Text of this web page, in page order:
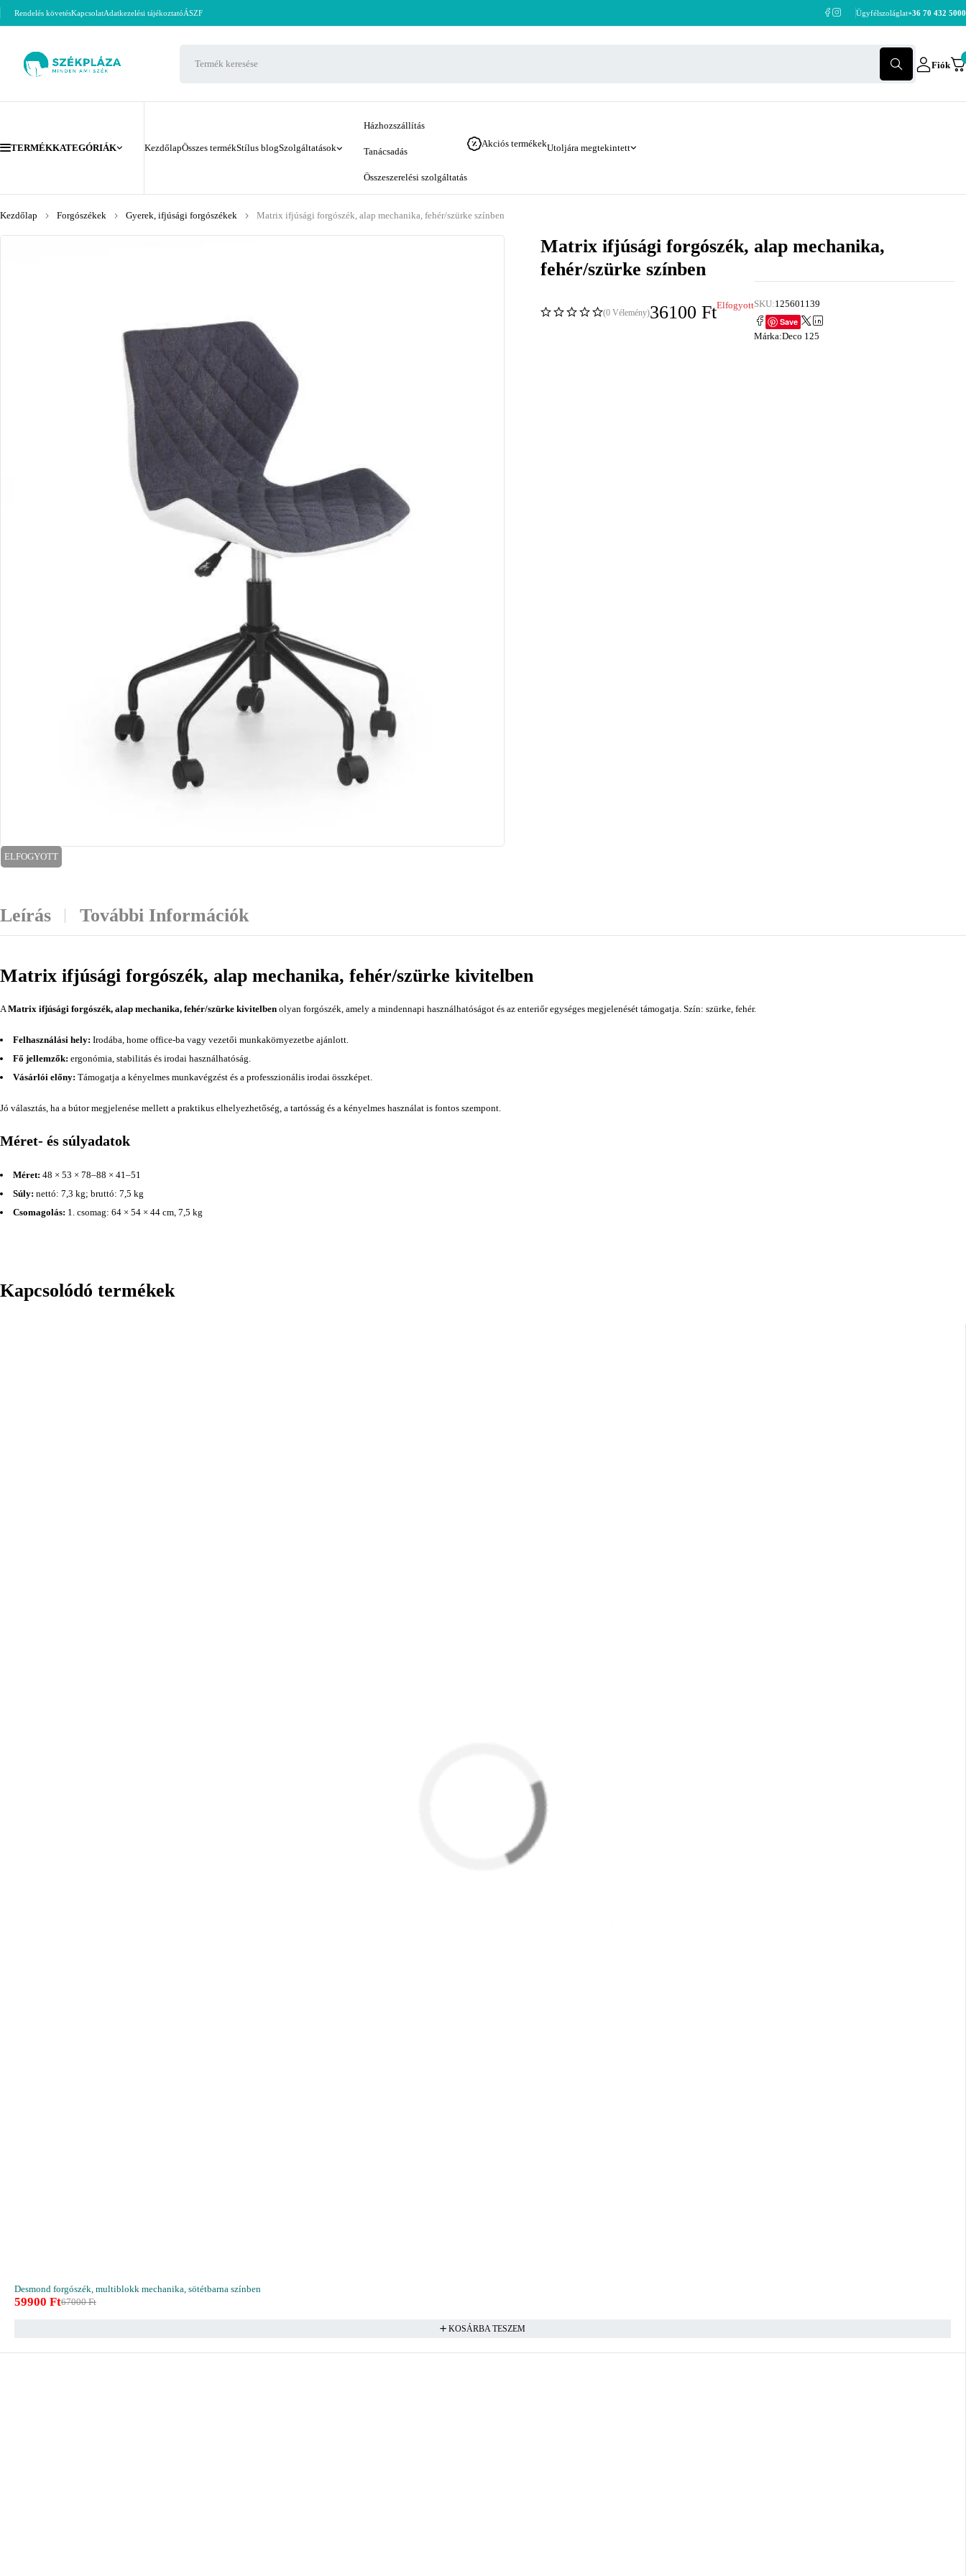
Rendelés követésKapcsolatAdatkezelési tájékoztatóÁSZF Ügyfélszoláglat+36 70 432 5000
Fiók
TERMÉKKATEGÓRIÁK KezdőlapÖsszes termékStílus blogSzolgáltatások
Házhozszállítás
Tanácsadás
Összeszerelési szolgáltatás
Akciós termékekUtoljára megtekintett
Kezdőlap Forgószékek Gyerek, ifjúsági forgószékek Matrix ifjúsági forgószék, alap mechanika, fehér/szürke színben
ELFOGYOTT
Matrix ifjúsági forgószék, alap mechanika,
fehér/szürke színben
(0 Vélemény)36100 FtElfogyottSKU:125601139
Save
Márka:Deco 125
Leírás További Információk
Matrix ifjúsági forgószék, alap mechanika, fehér/szürke kivitelben
AMatrix ifjúsági forgószék, alap mechanika, fehér/szürke kivitelben olyan forgószék, amely a mindennapi használhatóságot és az enteriőr egységes megjelenését támogatja. Szín: szürke, fehér.
Felhasználási hely: Irodába, home office-ba vagy vezetői munkakörnyezetbe ajánlott.
Fő jellemzők: ergonómia, stabilitás és irodai használhatóság.
Vásárlói előny: Támogatja a kényelmes munkavégzést és a professzionális irodai összképet.
Jó választás, ha a bútor megjelenése mellett a praktikus elhelyezhetőség, a tartósság és a kényelmes használat is fontos szempont.
Méret- és súlyadatok
Méret: 48 × 53 × 78–88 × 41–51
Súly: nettó: 7,3 kg; bruttó: 7,5 kg
Csomagolás: 1. csomag: 64 × 54 × 44 cm, 7,5 kg
Kapcsolódó termékek
Desmond forgószék, multiblokk mechanika, sötétbarna színben
67000Ft
59900 Ft
KOSÁRBA TESZEM